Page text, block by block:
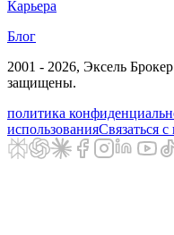
Карьера
Блог
2001 - 2026, Эксель
защищены.
политика
использованияСвязаться